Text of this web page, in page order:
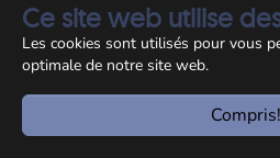
Ce site web utilise
Les cookies sont utilisés pour vous
optimale de notre site web.
Compris!